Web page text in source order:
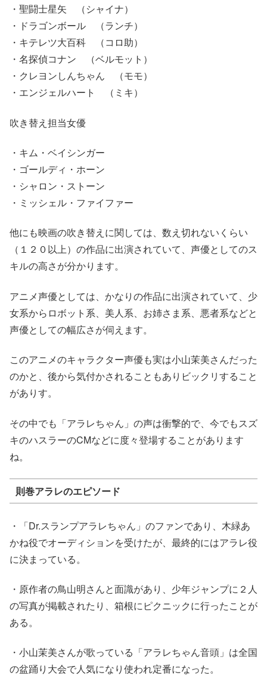
・聖闘士星矢 （シャイナ）
・ドラゴンボール （ランチ）
・キテレツ大百科 （コロ助）
・名探偵コナン （ベルモット）
・クレヨンしんちゃん （モモ）
・エンジェルハート （ミキ）
吹き替え担当女優
・キム・ベイシンガー
・ゴールディ・ホーン
・シャロン・ストーン
・ミッシェル・ファイファー
他にも映画の吹き替えに関しては、数え切れないくらい
（１２０以上）の作品に出演されていて、声優としてのス
キルの高さが分かります。
アニメ声優としては、かなりの作品に出演されていて、少
女系からロボット系、美人系、お姉さま系、悪者系などと
声優としての幅広さが伺えます。
このアニメのキャラクター声優も実は小山茉美さんだった
のかと、後から気付かされることもありビックリすること
がありす。
その中でも「アラレちゃん」の声は衝撃的で、今でもスズ
キのハスラーのCMなどに度々登場することがあります
ね。
則巻アラレのエピソード
・「Dr.スランプアラレちゃん」のファンであり、木緑あ
かね役でオーディションを受けたが、最終的にはアラレ役
に決まっている。
・原作者の鳥山明さんと面識があり、少年ジャンプに２人
の写真が掲載されたり、箱根にピクニックに行ったことが
ある。
・ 小山茉美さんが歌っている「アラレちゃん音頭」は全国
の盆踊り大会で人気になり使われ定番になった。